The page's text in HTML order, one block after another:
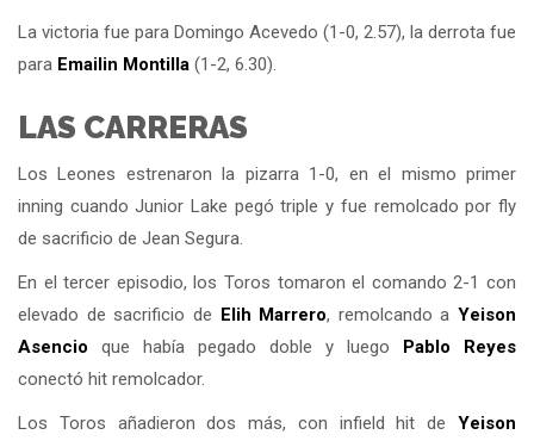
La victoria fue para Domingo Acevedo (1-0, 2.57), la derrota fue
para Emailin Montilla (1-2, 6.30).
LAS CARRERAS
Los Leones estrenaron la pizarra 1-0, en el mismo primer
inning cuando Junior Lake pegó triple y fue remolcado por fly
de sacrificio de Jean Segura.
En el tercer episodio, los Toros tomaron el comando 2-1 con
elevado de sacrificio de Elih Marrero, remolcando a Yeison
Asencio que había pegado doble y luego Pablo Reyes
conectó hit remolcador.
Los Toros añadieron dos más, con infield hit de Yeison